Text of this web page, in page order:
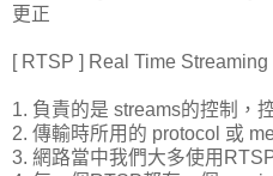
更正
[ RTSP ] Real Time Streaming
1. 負責的是 streams的控制，
2. 傳輸時所用的 protocol 或
3. 網路當中我們大多使用